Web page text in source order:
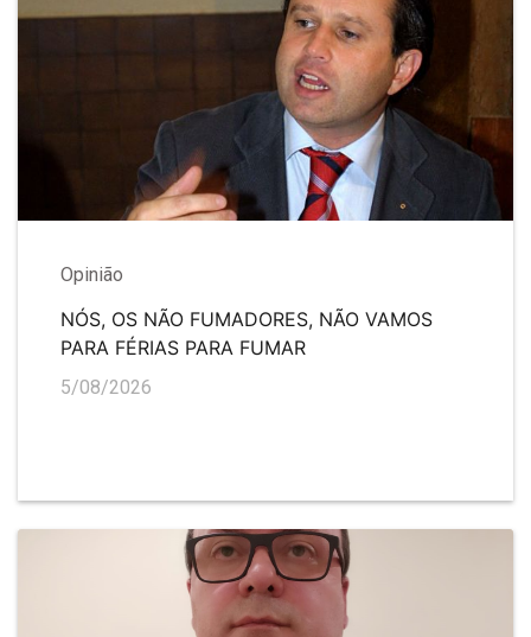
Opinião
NÓS, OS NÃO FUMADORES, NÃO VAMOS
PARA FÉRIAS PARA FUMAR
5/08/2026